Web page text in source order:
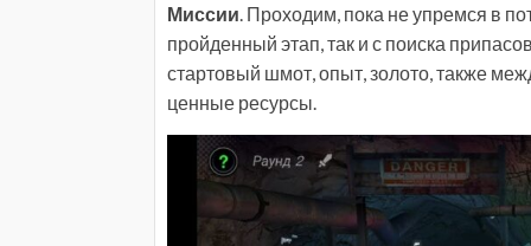
Миссии. Проходим, пока не упремся в
пройденный этап, так и с поиска
стартовый шмот, опыт, золото, также
ценные ресурсы.